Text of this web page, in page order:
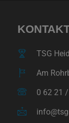
TSG
Am
0 62 21